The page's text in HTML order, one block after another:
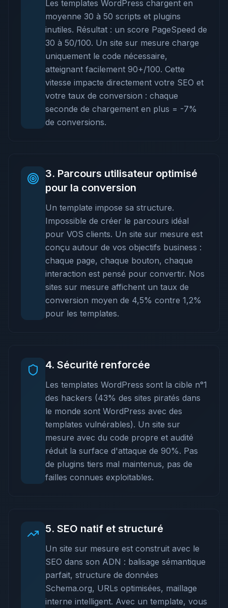
Les templates WordPress chargent en
moyenne 30 à 50 scripts et plugins
inutiles. Résultat : un score PageSpeed de
30 à 50/100. Un site sur mesure charge
uniquement le code nécessaire,
atteignant facilement 90+/100. Cette
vitesse impacte directement votre SEO et
votre taux de conversion : chaque
seconde de chargement en plus = -7%
de conversions.
3. Parcours utilisateur optimisé
pour la conversion
Un template impose sa structure.
Impossible de créer le parcours idéal
pour VOS clients. Un site sur mesure est
conçu autour de vos objectifs business :
chaque page, chaque bouton, chaque
interaction est pensé pour convertir. Nos
sites sur mesure affichent un taux de
conversion moyen de 4,5% contre 1,2%
pour les templates.
4. Sécurité renforcée
Les templates WordPress sont la cible n°1
des hackers (43% des sites piratés dans
le monde sont WordPress avec des
templates vulnérables). Un site sur
mesure avec du code propre et audité
réduit la surface d'attaque de 90%. Pas
de plugins tiers mal maintenus, pas de
failles connues exploitables.
5. SEO natif et structuré
Un site sur mesure est construit avec le
SEO dans son ADN : balisage sémantique
parfait, structure de données
Schema.org, URLs optimisées, maillage
interne intelligent. Avec un template, vous